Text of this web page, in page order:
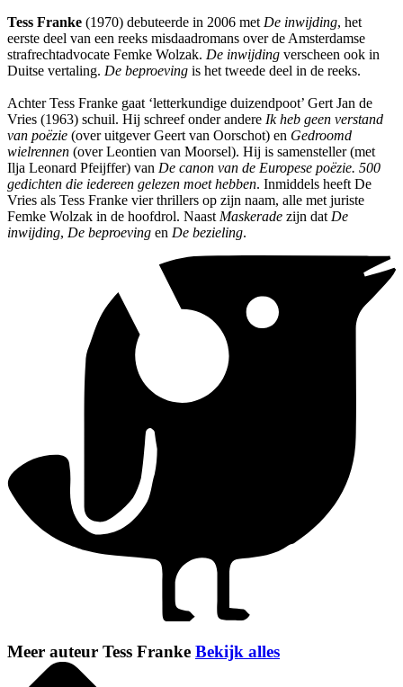
Tess Franke (1970) debuteerde in 2006 met De inwijding, het
eerste deel van een reeks misdaadromans over de Amsterdamse
strafrechtadvocate Femke Wolzak. De inwijding verscheen ook in
Duitse vertaling. De beproeving is het tweede deel in de reeks.
Achter Tess Franke gaat ‘letterkundige duizendpoot’ Gert Jan de
Vries (1963) schuil. Hij schreef onder andere Ik heb geen verstand
van poëzie (over uitgever Geert van Oorschot) en Gedroomd
wielrennen (over Leontien van Moorsel). Hij is samensteller (met
Ilja Leonard Pfeijffer) van De canon van de Europese poëzie. 500
gedichten die iedereen gelezen moet hebben. Inmiddels heeft De
Vries als Tess Franke vier thrillers op zijn naam, alle met juriste
Femke Wolzak in de hoofdrol. Naast Maskerade zijn dat De
inwijding, De beproeving en De bezieling.
Meer auteur Tess Franke Bekijk alles